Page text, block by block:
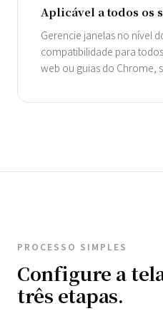
Aplicável a todos os
Gerencie janelas no nível
compatibilidade para
web ou guias do Chrome,
PROCESSO SIMPLES
Configure a
três etapas.